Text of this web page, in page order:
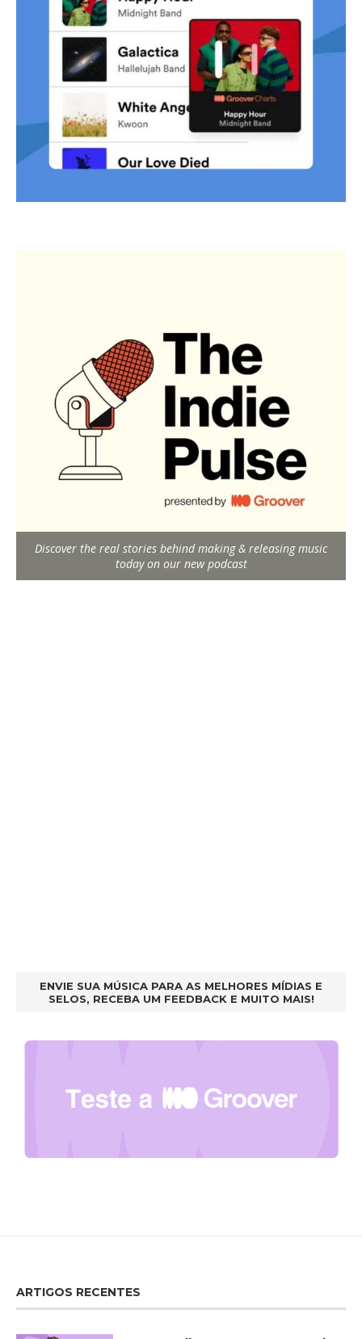
Discover the real stories behind making & releasing music
today on our new podcast
ENVIE SUA MÚSICA PARA AS MELHORES MÍDIAS E
SELOS, RECEBA UM FEEDBACK E MUITO MAIS!
ARTIGOS RECENTES